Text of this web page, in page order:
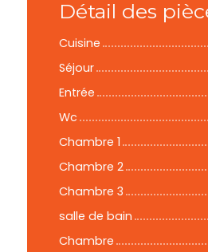
Détail des
Cuisine
Séjour
Entrée
Wc
Chambre 1
Chambre 2
Chambre 3
salle de bain
Chambre